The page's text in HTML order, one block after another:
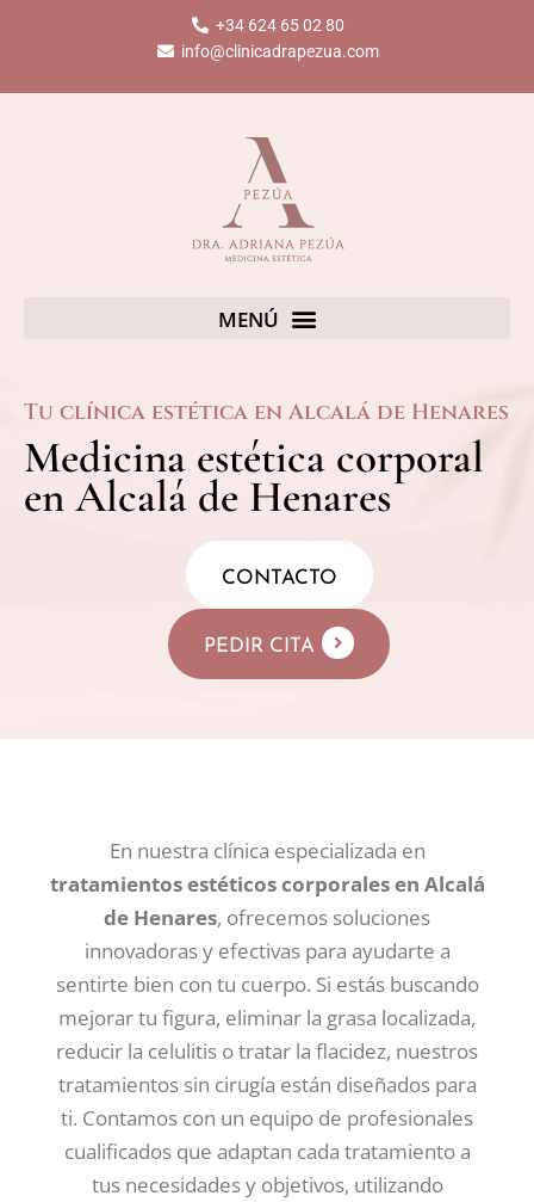
+34 624 65 02 80
info@clinicadrapezua.com
Tu clínica estética en Alcalá de Henares
Medicina estética corporal
en Alcalá de Henares
CONTACTO
PEDIR CITA
En nuestra clínica especializada en
tratamientos estéticos corporales en Alcalá
de Henares, ofrecemos soluciones
innovadoras y efectivas para ayudarte a
sentirte bien con tu cuerpo. Si estás buscando
mejorar tu figura, eliminar la grasa localizada,
reducir la celulitis o tratar la flacidez, nuestros
tratamientos sin cirugía están diseñados para
ti. Contamos con un equipo de profesionales
cualificados que adaptan cada tratamiento a
tus necesidades y objetivos, utilizando